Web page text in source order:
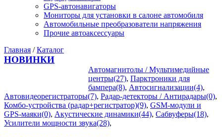
GPS-автонавигаторы
Мониторы для установки в салоне автомобиля
Автомобильные преобразователи напряжения
Прочие автоаксессуары
Главная /Каталог
НОВИНКИ
Автомагнитолы / Мультимедийные
центры(27), Парктроники для
бампера(8), Автосигнализации(4),
Автовидеорегистраторы(7), Радар-детекторы / Антирадары(0),
Комбо-устройства (радар+регистратор)(9), GSM-модули и
GPS-маяки(0), Акустические динамики(44), Сабвуферы(18),
Усилители мощности звука(28),